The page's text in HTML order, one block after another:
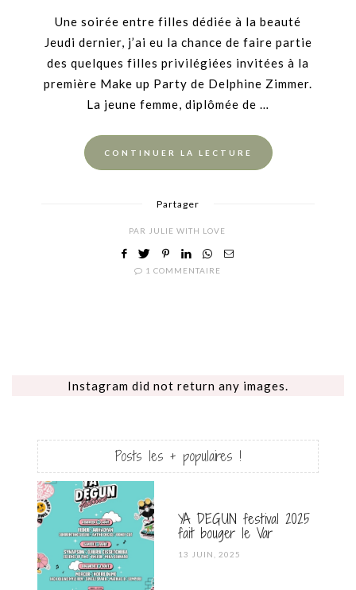
Une soirée entre filles dédiée à la beauté
Jeudi dernier, j’ai eu la chance de faire partie
des quelques filles privilégiées invitées à la
première Make up Party de Delphine Zimmer.
La jeune femme, diplômée de …
CONTINUER LA LECTURE
Partager
PAR JULIE WITH LOVE
1 COMMENTAIRE
Instagram did not return any images.
Posts les + populaires !
YA DEGUN festival 2025
fait bouger le Var
POSTED
13 JUIN, 2025